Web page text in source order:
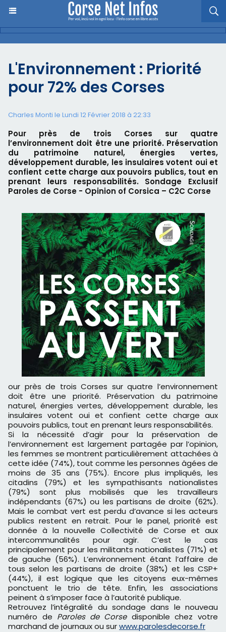
L'Environnement : Priorité
pour 72% des Corses
Charles Monti le Lundi 12 Février 2018 à 22:33
Pour près de trois Corses sur quatre
l’environnement doit être une priorité. Préservation
du patrimoine naturel, énergies vertes,
développement durable, les insulaires votent oui et
confient cette charge aux pouvoirs publics, tout en
prenant leurs responsabilités. Sondage Exclusif
Paroles de Corse - Opinion of Corsica – C2C Corse
our près de trois Corses sur quatre l’environnement
doit être une priorité. Préservation du patrimoine
naturel, énergies vertes, développement durable, les
insulaires votent oui et confient cette charge aux
pouvoirs publics, tout en prenant leurs responsabilités.
Si la nécessité d’agir pour la préservation de
l’environnement est largement partagée par l’opinion,
les femmes se montrent particulièrement attachées à
cette idée (74%), tout comme les personnes âgées de
moins de 35 ans (75%). Encore plus impliqués, les
citadins (79%) et les sympathisants nationalistes
(79%) sont plus mobilisés que les travailleurs
indépendants (67%) ou les partisans de droite (62%).
Mais le combat vert est perdu d’avance si les acteurs
publics restent en retrait. Pour le panel, priorité est
donnée à la nouvelle Collectivité de Corse et aux
intercommunalités pour agir. C’est le cas
principalement pour les militants nationalistes (71%) et
de gauche (56%). L’environnement étant l’affaire de
tous selon les partisans de droite (38%) et les CSP+
(44%), il est logique que les citoyens eux-mêmes
ponctuent le trio de tête. Enfin, les associations
peinent à s’imposer face à l’autorité publique.
Retrouvez l’intégralité du sondage dans le nouveau
numéro de Paroles de Corsedisponible chez votre
marchand de journaux ou surwww.parolesdecorse.fr